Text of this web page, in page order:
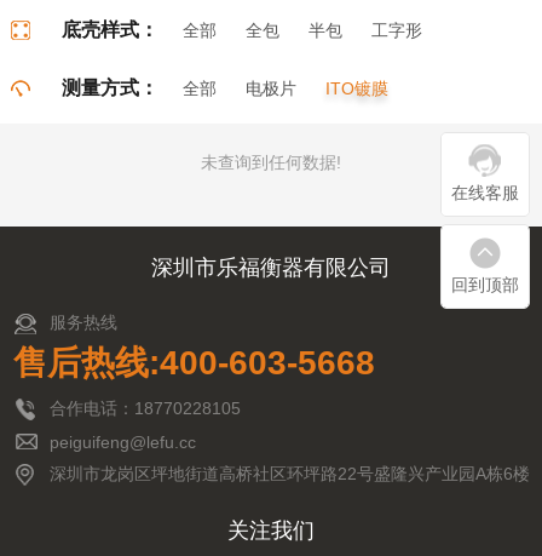
在线客服
回到顶部
底壳样式： 全部 全包 半包
工字形
测量方式： 全部 电极片 ITO镀膜
未查询到任何数据!
深圳市乐福衡器有限公司
服务热线
售后热线:400-603-5668
合作电话：18770228105
peiguifeng@lefu.cc
深圳市龙岗区坪地街道高桥社区环坪路22号盛隆兴产业园A栋6楼
关注我们